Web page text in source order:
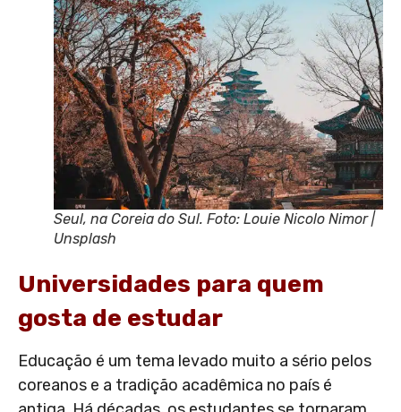
Seul, na Coreia do Sul. Foto: Louie Nicolo Nimor |
Unsplash
Universidades para quem
gosta de estudar
Educação é um tema levado muito a sério pelos
coreanos e a tradição acadêmica no país é